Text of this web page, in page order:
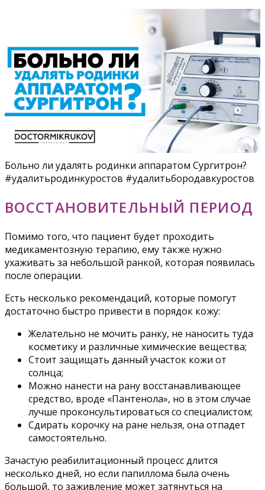
Больно ли удалять родинки аппаратом Сургитрон?
#удалитьродинкуростов #удалитьбородавкуростов
ВОССТАНОВИТЕЛЬНЫЙ ПЕРИОД
Помимо того, что пациент будет проходить
медикаментозную терапию, ему также нужно
ухаживать за небольшой ранкой, которая появилась
после операции.
Есть несколько рекомендаций, которые помогут
достаточно быстро привести в порядок кожу:
Желательно не мочить ранку, не наносить туда
косметику и различные химические вещества;
Стоит защищать данный участок кожи от
солнца;
Можно нанести на рану восстанавливающее
средство, вроде «Пантенола», но в этом случае
лучше проконсультироваться со специалистом;
Сдирать корочку на ране нельзя, она отпадет
самостоятельно.
Зачастую реабилитационный процесс длится
несколько дней, но если папиллома была очень
большой, то заживление может затянуться на